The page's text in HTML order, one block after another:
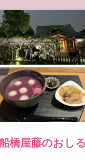
道の駅 山
道の駅 長
橋屋藤のおしる